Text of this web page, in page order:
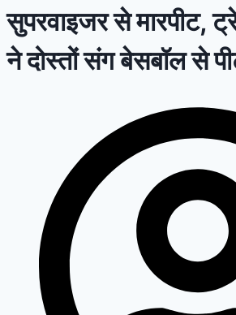
सुपरवाइजर से मारपीट,
ने दोस्तों संग बेसबॉल से